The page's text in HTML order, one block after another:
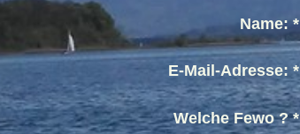
Name:*
E-Mail-Adresse: *
Welche Fewo ?*